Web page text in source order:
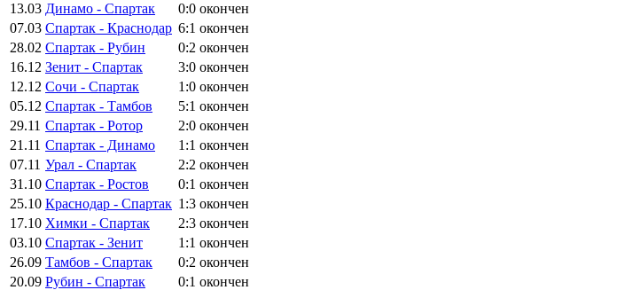
13.03 Динамо - Спартак 0:0 окончен
07.03 Спартак - Краснодар 6:1 окончен
28.02 Спартак - Рубин 0:2 окончен
16.12 Зенит - Спартак 3:0 окончен
12.12 Сочи - Спартак 1:0 окончен
05.12 Спартак - Тамбов 5:1 окончен
29.11 Спартак - Ротор 2:0 окончен
21.11 Спартак - Динамо 1:1 окончен
07.11 Урал - Спартак 2:2 окончен
31.10 Спартак - Ростов 0:1 окончен
25.10 Краснодар - Спартак 1:3 окончен
17.10 Химки - Спартак 2:3 окончен
03.10 Спартак - Зенит 1:1 окончен
26.09 Тамбов - Спартак 0:2 окончен
20.09 Рубин - Спартак 0:1 окончен